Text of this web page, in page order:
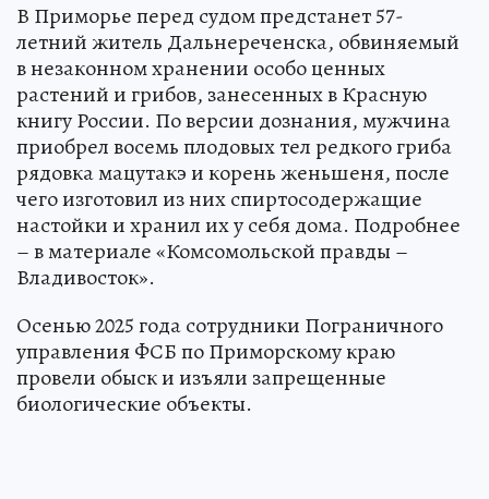
В Приморье перед судом предстанет 57-
летний житель Дальнереченска, обвиняемый
в незаконном хранении особо ценных
растений и грибов, занесенных в Красную
книгу России. По версии дознания, мужчина
приобрел восемь плодовых тел редкого гриба
рядовка мацутакэ и корень женьшеня, после
чего изготовил из них спиртосодержащие
настойки и хранил их у себя дома. Подробнее
– в материале «Комсомольской правды –
Владивосток».
Осенью 2025 года сотрудники Пограничного
управления ФСБ по Приморскому краю
провели обыск и изъяли запрещенные
биологические объекты.